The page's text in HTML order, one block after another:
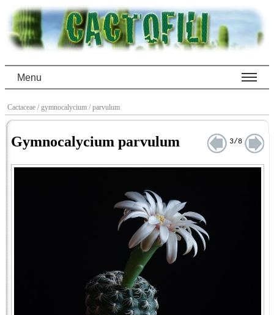
Menu
Cactaceae / gymnocalycium / parvulum
Gymnocalycium parvulum 3/8